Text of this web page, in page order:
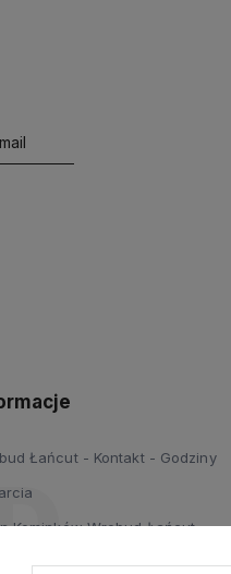
Łańcut - Kontakt - Godziny
Kominków Wrobud Łańcut
Drzwi i Podłóg Wrobud Łańcut